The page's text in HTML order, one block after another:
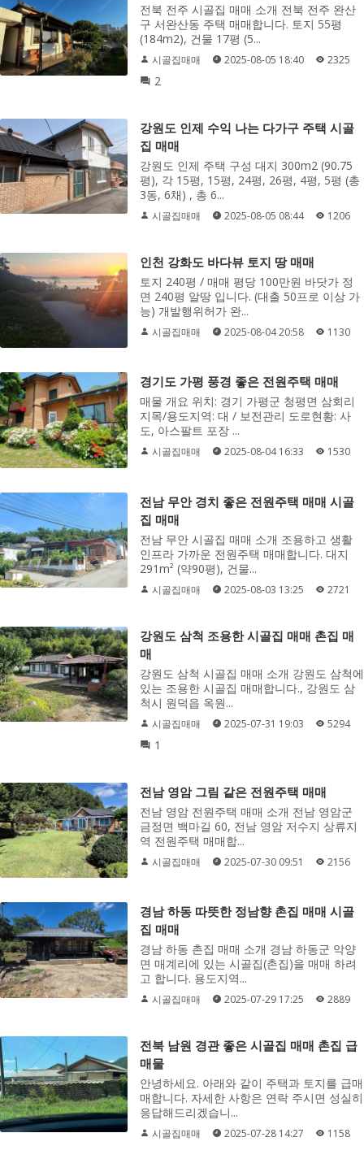
전북 전주 시골집 매매 소개 전북 전주 완산
구 서완산동 주택 매매합니다. 토지 55평
(184m2), 건물 17평 (5...
시골집매매 2025-08-05 18:40 2325
2
강원도 인제 수익 나는 다가구 주택 시골
집 매매
강원도 인제 주택 구성 대지 300m2 (90.75
평), 각 15평, 15평, 24평, 26평, 4평, 5평 (총
3동, 6채) , 총 6...
시골집매매 2025-08-05 08:44 1206
인천 강화도 바다뷰 토지 땅 매매
토지 240평 / 매매 평당 100만원 바닷가 정
면 240평 알땅 입니다. (대출 50프로 이상 가
능) 개발행위허가 완...
시골집매매 2025-08-04 20:58 1130
경기도 가평 풍경 좋은 전원주택 매매
매물 개요 위치: 경기 가평군 청평면 삼회리
지목/용도지역: 대 / 보전관리 도로현황: 사
도, 아스팔트 포장 ...
시골집매매 2025-08-04 16:33 1530
전남 무안 경치 좋은 전원주택 매매 시골
집 매매
전남 무안 시골집 매매 소개 조용하고 생활
인프라 가까운 전원주택 매매합니다. 대지
291m² (약90평), 건물...
시골집매매 2025-08-03 13:25 2721
강원도 삼척 조용한 시골집 매매 촌집 매
매
강원도 삼척 시골집 매매 소개 강원도 삼척에
있는 조용한 시골집 매매합니다., 강원도 삼
척시 원덕읍 옥원...
시골집매매 2025-07-31 19:03 5294
1
전남 영암 그림 같은 전원주택 매매
전남 영암 전원주택 매매 소개 전남 영암군
금정면 백마길 60, 전남 영암 저수지 상류지
역 전원주택 매매합...
시골집매매 2025-07-30 09:51 2156
경남 하동 따뜻한 정남향 촌집 매매 시골
집 매매
경남 하동 촌집 매매 소개 경남 하동군 악양
면 매계리에 있는 시골집(촌집)을 매매 하려
고 합니다. 용도지역...
시골집매매 2025-07-29 17:25 2889
전북 남원 경관 좋은 시골집 매매 촌집 급
매물
안녕하세요. 아래와 같이 주택과 토지를 급매
매합니다. 자세한 사항은 연락 주시면 성실히
응답해드리겠습니...
시골집매매 2025-07-28 14:27 1158